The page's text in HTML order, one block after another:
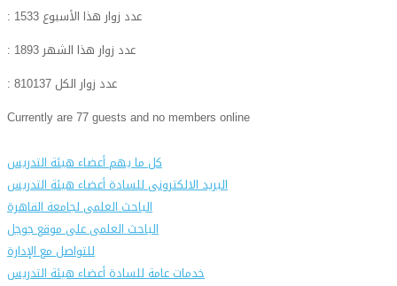
: عدد زوار هذا الأسبوع 1533
: عدد زوار هذا الشهر1893
: عدد زوار الكل 810137
Currently are 77 guests and no members online
كل ما يهم أعضاء هيئة التدريس
البريد الالكترونى للسادة أعضاء هيئة التدريس
الباحث العلمى لجامعة القاهرة
الباحث العلمى على موقع جوجل
للتواصل مع الإدارة
خدمات عامة للسادة أعضاء هيئة التدريس